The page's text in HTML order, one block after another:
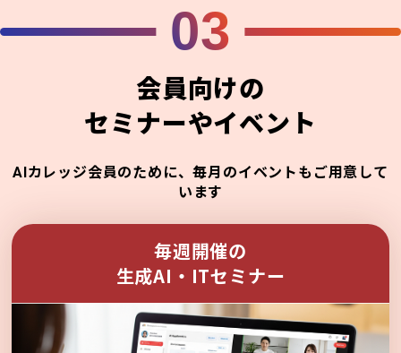
03
会員向けの
セミナーやイベント
AIカレッジ会員のために、毎月のイベントもご用意して
います
毎週開催の
生成AI・ITセミナー